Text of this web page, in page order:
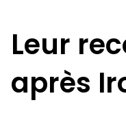
Leur
après